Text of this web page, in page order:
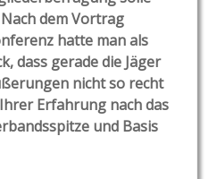
dem Vortrag
hatte man als
dass gerade die Jäger
nicht so recht
Erfahrung nach das
und Basis